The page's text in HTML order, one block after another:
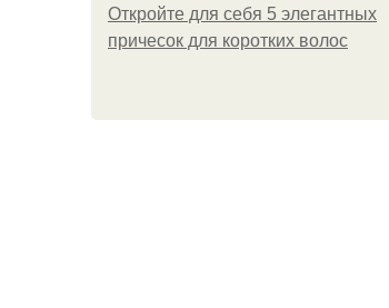
Откройте для себя 5 элегантных
причесок для коротких волос